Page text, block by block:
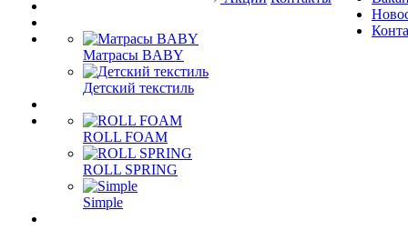
Матрасы BABY
Детский текстиль
ROLL FOAM
ROLL SPRING
Simple